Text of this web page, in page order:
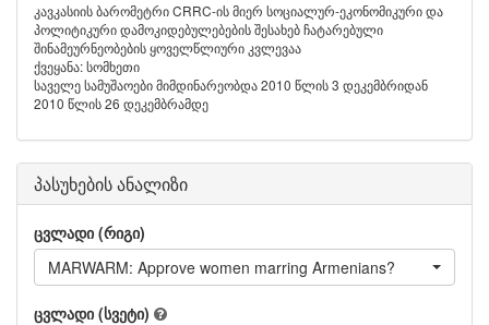
კავკასიის ბარომეტრი CRRC-ის მიერ სოციალურ-ეკონომიკური და
პოლიტიკური დამოკიდებულებების შესახებ ჩატარებული
შინამეურნეობების ყოველწლიური კვლევაა
ქვეყანა: სომხეთი
საველე სამუშაოები მიმდინარეობდა 2010 წლის 3 დეკემბრიდან
2010 წლის 26 დეკემბრამდე
პასუხების ანალიზი
ცვლადი (რიგი)
MARWARM: Approve women marring Armenians?
ცვლადი (სვეტი)